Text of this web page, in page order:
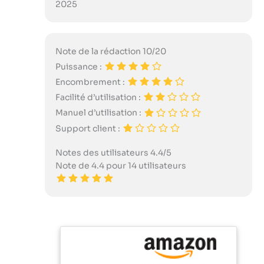
2025
Note de la rédaction 10/20
Puissance :
Encombrement :
Facilité d’utilisation :
Manuel d’utilisation :
Support client :
Notes des utilisateurs 4.4/5
Note de 4.4 pour 14 utilisateurs